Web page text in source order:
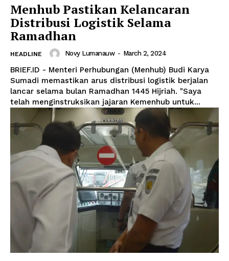
Menhub Pastikan Kelancaran
Distribusi Logistik Selama
Ramadhan
HEADLINE Novy Lumanauw - March 2, 2024
BRIEF.ID - Menteri Perhubungan (Menhub) Budi Karya
Sumadi memastikan arus distribusi logistik berjalan
lancar selama bulan Ramadhan 1445 Hijriah. "Saya
telah menginstruksikan jajaran Kemenhub untuk...